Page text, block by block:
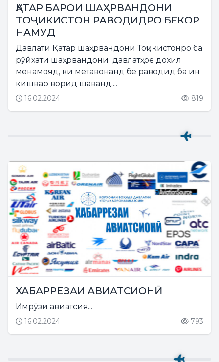
ҚАТАР БАРОИ ШАҲРВАНДОНИ
ТОҶИКИСТОН РАВОДИДРО БЕКОР
НАМУД
Давлати Қатар шаҳрвандони Тоҷикистонро ба
рӯйхати шаҳрвандони давлатҳое дохил
менамояд, ки метавонанд бе раводид ба ин
кишвар ворид шаванд....
16.02.2024 819
ХАБАРРЕЗАИ АВИАТСИОНӢ
Имрӯзи авиатсия...
16.02.2024 793